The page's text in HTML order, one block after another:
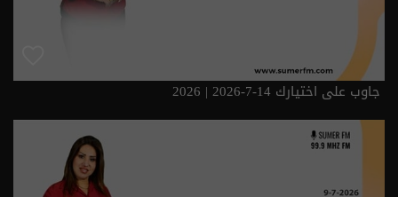
جاوب على اختيارك 14-7-2026 | 2026